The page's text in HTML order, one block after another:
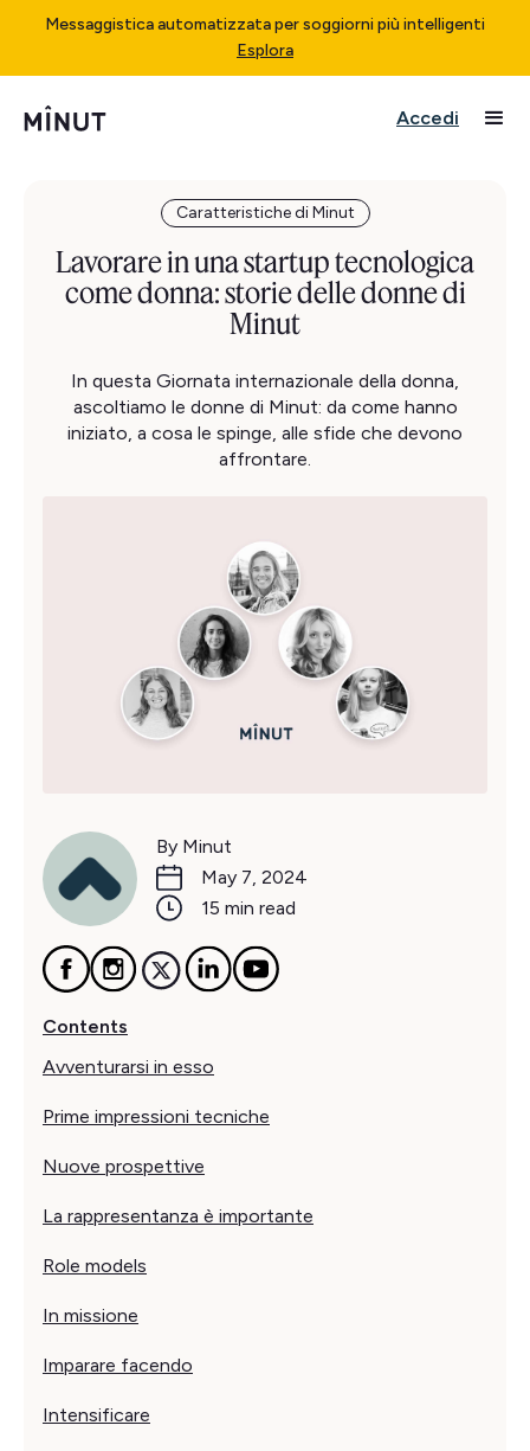
Messaggistica automatizzata per soggiorni più intelligenti
Esplora
Accedi
Caratteristiche di Minut
Lavorare in una startup tecnologica
come donna: storie delle donne di
Minut
In questa Giornata internazionale della donna,
ascoltiamo le donne di Minut: da come hanno
iniziato, a cosa le spinge, alle sfide che devono
affrontare.
By Minut
May 7, 2024
15 min read
Contents
Avventurarsi in esso
Prime impressioni tecniche‍
Nuove prospettive
La rappresentanza è importante
Role models
In missione
Imparare facendo
Intensificare